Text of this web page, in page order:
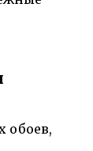
обоев,